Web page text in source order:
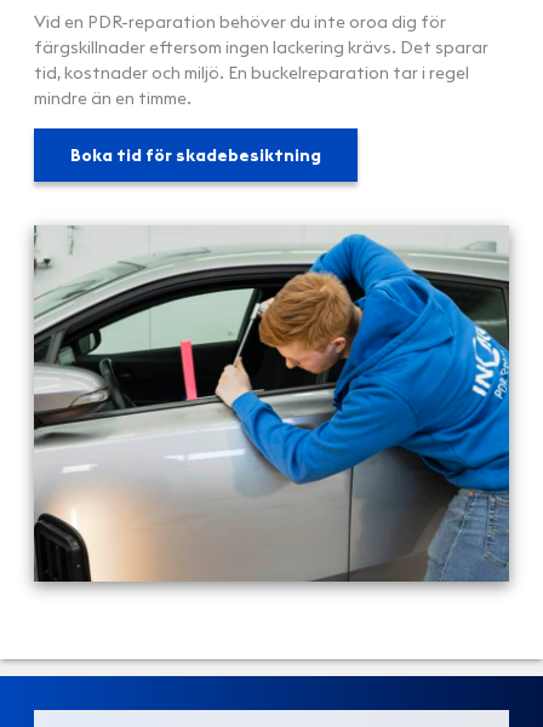
Vid en PDR-reparation behöver du inte oroa dig för
färgskillnader eftersom ingen lackering krävs. Det sparar
tid, kostnader och miljö. En buckelreparation tar i regel
mindre än en timme.
Boka tid för skadebesiktning